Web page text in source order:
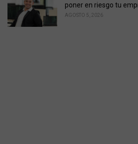
poner en riesgo tu
AGOSTO 5, 2026